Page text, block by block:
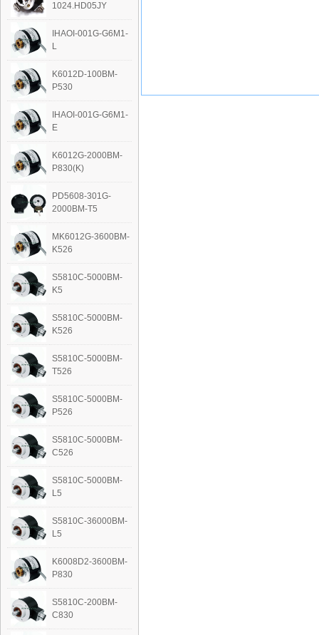
1024.HD05JY
IHAOI-001G-G6M1-
L
K6012D-100BM-
P530
IHAOI-001G-G6M1-
E
K6012G-2000BM-
P830(K)
PD5608-301G-
2000BM-T5
MK6012G-3600BM-
K526
S5810C-5000BM-
K5
S5810C-5000BM-
K526
S5810C-5000BM-
T526
S5810C-5000BM-
P526
S5810C-5000BM-
C526
S5810C-5000BM-
L5
S5810C-36000BM-
L5
K6008D2-3600BM-
P830
S5810C-200BM-
C830